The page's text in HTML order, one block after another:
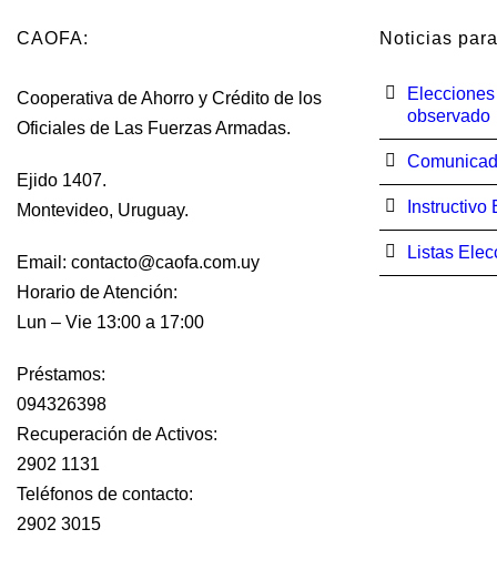
CAOFA:
Cooperativa de Ahorro y Crédito de los
Oficiales de Las Fuerzas Armadas.
Ejido 1407.
Montevideo, Uruguay.
Email: contacto@caofa.com.uy
Horario de Atención:
Lun – Vie 13:00 a 17:00
Préstamos:
094326398
Recuperación de Activos:
2902 1131
Teléfonos de contacto:
2902 3015
Noticias
observado
Instructivo
Listas